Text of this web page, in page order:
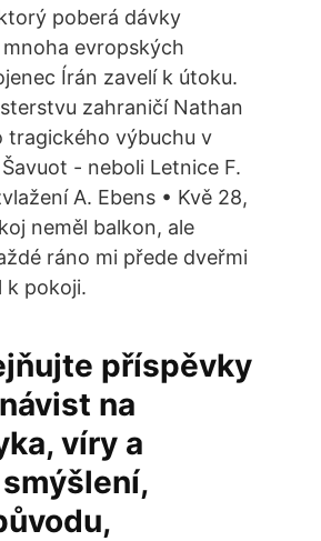
poberá dávky
evropských
Írán zavelí k útoku.
zahraničí Nathan
tragického výbuchu v
- neboli Letnice F.
A. Ebens • Kvě 28,
neměl balkon, ale
ráno mi přede dveřmi
k pokoji.
příspěvky
na
víry a